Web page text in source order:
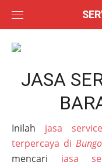
JASA
Inilah jasa
terpercaya di
mencari jasa